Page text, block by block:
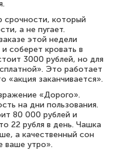
срочности, который
а не пугает.
этой недели
соберет кровать в
3000 рублей, но для
Это работает
«акция заканчивается».
«Дорого».
на дни пользования.
80 000 рублей и
22 рубля в день. Чашка
а качественный сон
ваше утро».